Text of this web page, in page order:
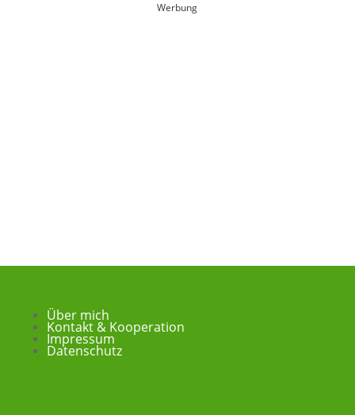
Werbung
Über mich
Kontakt & Kooperation
Impressum
Datenschutz